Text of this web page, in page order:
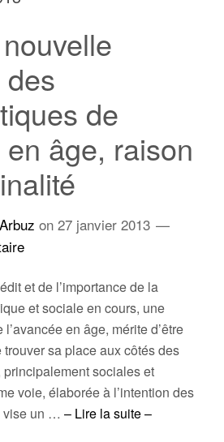
de
en âge, raison
on27 janvier 2013
et de l’importance de la
et sociale en cours, une
en âge, mérite d’être
sa place aux côtés des
sociales et
voie, élaborée à l’intention des
vise un …– Lire la suite –